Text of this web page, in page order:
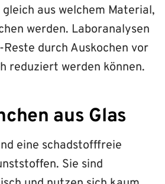
gleich aus welchem Material,
werden. Laboranalysen
Reste durch Auskochen vor
reduziert werden können.
aus Glas
eine schadstofffreie
Sie sind